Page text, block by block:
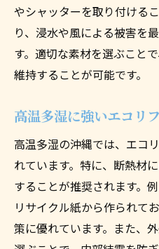
やシャッターを取り付ける
り、浸水や風による被害を
す。適切な素材を選ぶこと
維持することが可能です。
高温多湿に強いエコリ
高温多湿の沖縄では、エコ
れています。特に、断熱材
することが推奨されます。
リサイクル紙から作られて
策に優れています。また、